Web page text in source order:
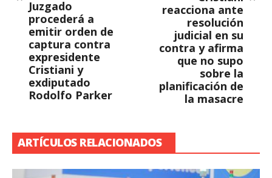
Juzgado
procederá a
emitir orden de
captura contra
expresidente
Cristiani y
exdiputado
Rodolfo Parker
reacciona ante
resolución
judicial en su
contra y afirma
que no supo
sobre la
planificación de
la masacre
ARTÍCULOS RELACIONADOS